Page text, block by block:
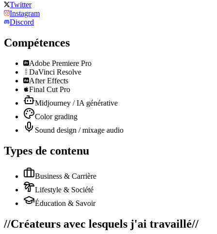
Twitter
Instagram
Discord
Compétences
Adobe Premiere Pro
DaVinci Resolve
After Effects
Final Cut Pro
Midjourney / IA générative
Color grading
Sound design / mixage audio
Types de contenu
Business & Carrière
Lifestyle & Société
Éducation & Savoir
//Créateurs avec lesquels j'ai travaillé//